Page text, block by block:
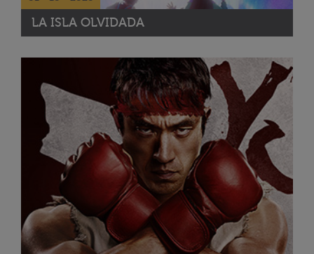
LA ISLA OLVIDADA